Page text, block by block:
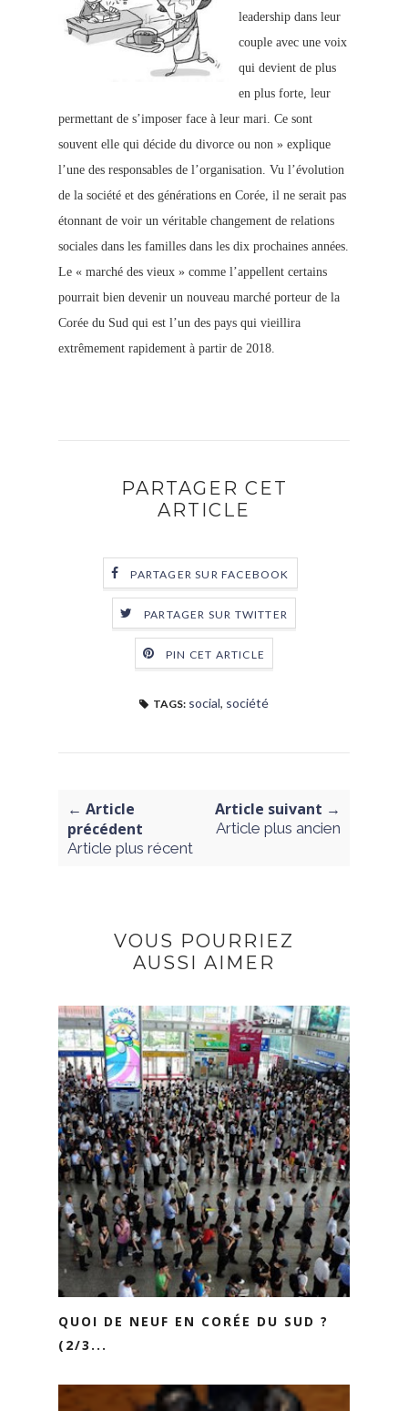
leadership dans leur
couple avec une voix
qui devient de plus
en plus forte, leur
permettant de s’imposer face à leur mari. Ce sont
souvent elle qui décide du divorce ou non » explique
l’une des responsables de l’organisation. Vu l’évolution
de la société et des générations en Corée, il ne serait pas
étonnant de voir un véritable changement de relations
sociales dans les familles dans les dix prochaines années.
Le « marché des vieux » comme l’appellent certains
pourrait bien devenir un nouveau marché porteur de la
Corée du Sud qui est l’un des pays qui vieillira
extrêmement rapidement à partir de 2018.
PARTAGER CET
ARTICLE
PARTAGER SUR FACEBOOK
PARTAGER SUR TWITTER
PIN CET ARTICLE
TAGS: social, société
← Article
précédent
Article plus récent
Article suivant →
Article plus ancien
VOUS POURRIEZ
AUSSI AIMER
QUOI DE NEUF EN CORÉE DU SUD ?
(2/3...